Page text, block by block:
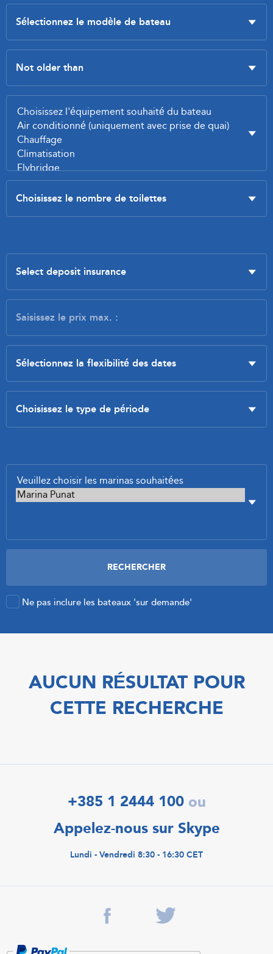
Ne pas inclure les bateaux 'sur demande'
AUCUN RÉSULTAT POUR
CETTE RECHERCHE
+385 1 2444 100 ou
Appelez-nous sur Skype
Lundi - Vendredi 8:30 - 16:30 CET